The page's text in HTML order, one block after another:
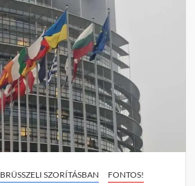
BRÜSSZELI SZORÍTÁSBAN FONTOS!